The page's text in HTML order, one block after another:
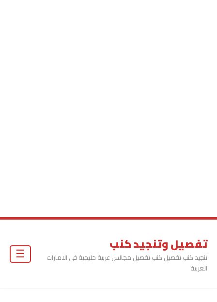
تفصيل وتنجيد كنب
تنجيد كنب تفصيل كنب تفصيل مجالس عربية خليجية فى الامارات
العربية